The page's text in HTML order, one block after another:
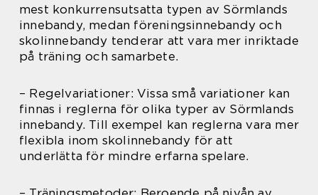
mest konkurrensutsatta typen av Sörmlands
innebandy, medan föreningsinnebandy och
skolinnebandy tenderar att vara mer inriktade
på träning och samarbete.
– Regelvariationer: Vissa små variationer kan
finnas i reglerna för olika typer av Sörmlands
innebandy. Till exempel kan reglerna vara mer
flexibla inom skolinnebandy för att
underlätta för mindre erfarna spelare.